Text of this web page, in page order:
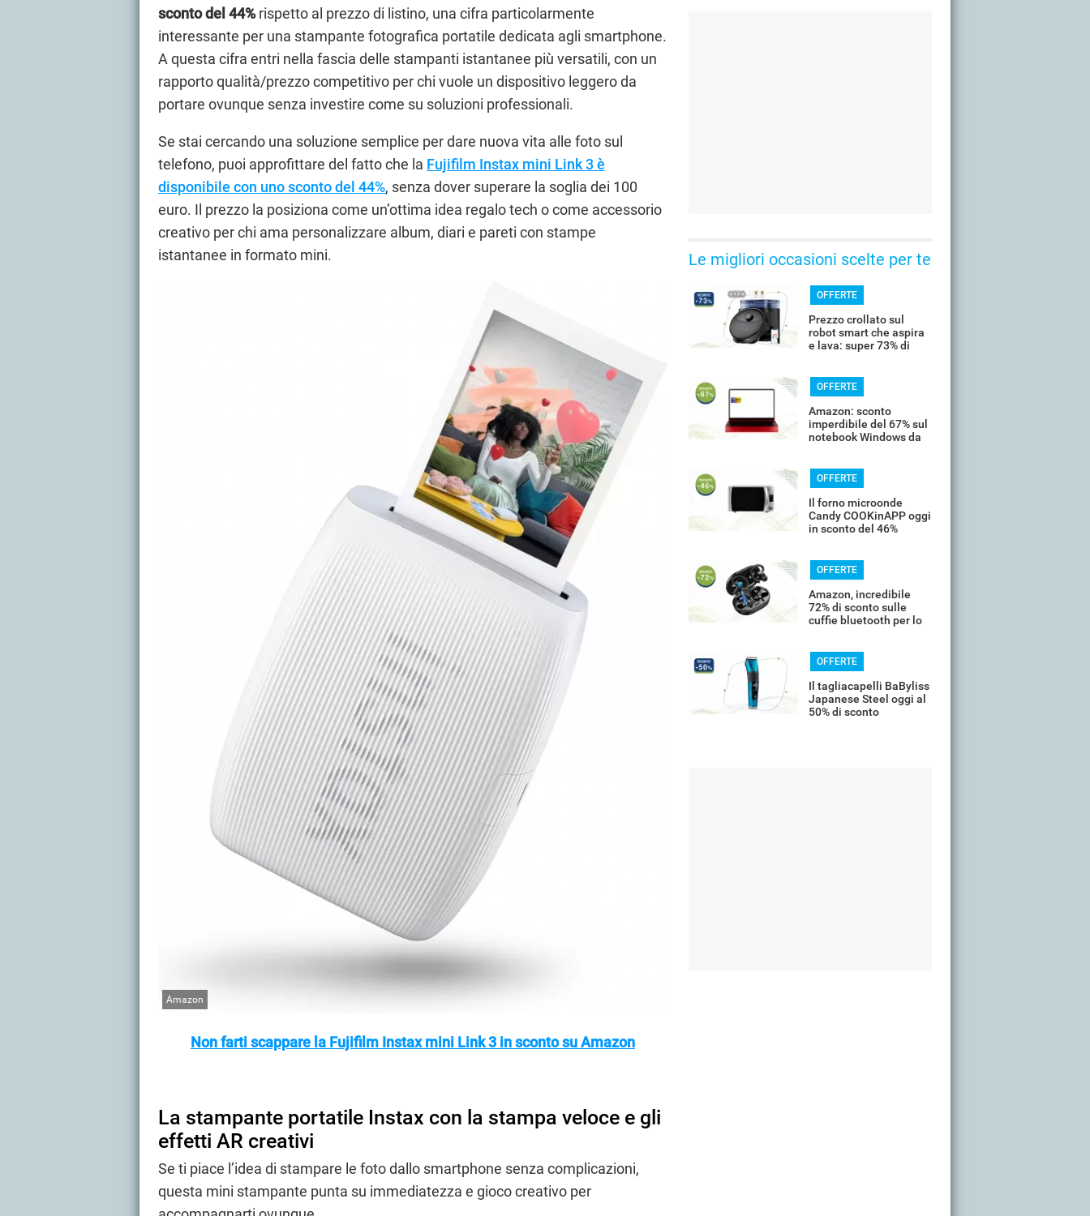
sconto del 44%rispetto al prezzo di listino, una cifra particolarmente
interessante per una stampante fotografica portatile dedicata agli smartphone.
A questa cifra entri nella fascia delle stampanti istantanee più versatili, con un
rapporto qualità/prezzo competitivo per chi vuole un dispositivo leggero da
portare ovunque senza investire come su soluzioni professionali.
Se stai cercando una soluzione semplice per dare nuova vita alle foto sul
telefono, puoi approfittare del fatto che la Fujifilm Instax mini Link 3 è
disponibile con uno sconto del 44%, senza dover superare la soglia dei 100
euro. Il prezzo la posiziona come un’ottima idea regalo tech o come accessorio
creativo per chi ama personalizzare album, diari e pareti con stampe
istantanee in formato mini.
Amazon
Non farti scappare la Fujifilm Instax mini Link 3 in sconto su Amazon
La stampante portatile Instax con la stampa veloce e gli
effetti AR creativi
Se ti piace l’idea di stampare le foto dallo smartphone senza complicazioni,
questa mini stampante punta su immediatezza e gioco creativo per
Le migliori occasioni scelte per te
OFFERTE
Prezzo crollato sul
robot smart che aspira
e lava: super 73% di
OFFERTE
Amazon: sconto
imperdibile del 67% sul
notebook Windows da
OFFERTE
Il forno microonde
Candy COOKinAPP oggi
in sconto del 46%
OFFERTE
Amazon, incredibile
72% di sconto sulle
cuffie bluetooth per lo
OFFERTE
Il tagliacapelli BaByliss
Japanese Steel oggi al
50% di sconto